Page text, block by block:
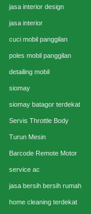
jasa interior design
jasa interior
cuci mobil panggilan
poles mobil panggilan
detailing mobil
siomay
siomay batagor terdekat
Servis Throttle Body
Turun Mesin
Barcode Remote Motor
service ac
jasa bersih bersih rumah
home cleaning terdekat